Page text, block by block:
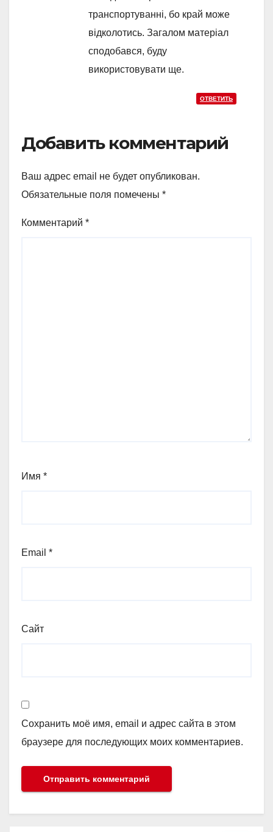
транспортуванні, бо край може
відколотись. Загалом матеріал
сподобався, буду
використовувати ще.
ОТВЕТИТЬ
Добавить комментарий
Ваш адрес email не будет опубликован.
Обязательные поля помечены *
Комментарий *
Имя *
Email *
Сайт
Сохранить моё имя, email и адрес сайта в этом
браузере для последующих моих комментариев.